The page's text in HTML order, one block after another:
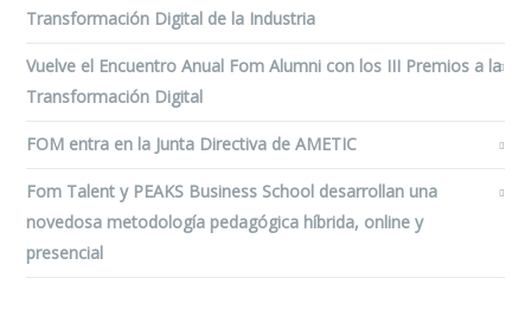
Transformación Digital de la Industria
Vuelve el Encuentro Anual Fom Alumni con los III Premios a la
Transformación Digital
FOM entra en la Junta Directiva de AMETIC
Fom Talent y PEAKS Business School desarrollan una
novedosa metodología pedagógica híbrida, online y
presencial